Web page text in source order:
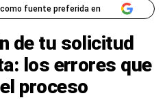
fuente preferida en
de tu solicitud
los errores que
proceso